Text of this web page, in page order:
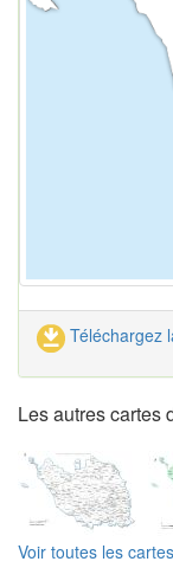
Téléchargez
Les autres cartes
Voir toutes les